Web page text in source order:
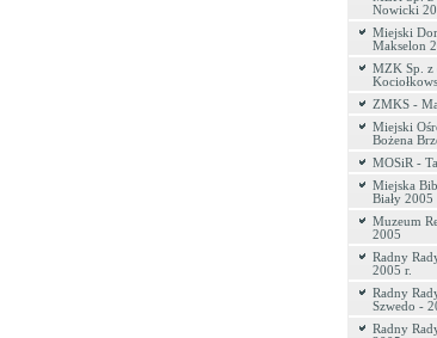
Nowicki
Miejski
Makselon
MZK Sp. z
ZMKS -
Miejski
Bożena
MOSiR -
Miejska
Biały 2005
Muzeum
2005
Radny
2005 r.
Radny
Szwedo -
Radny